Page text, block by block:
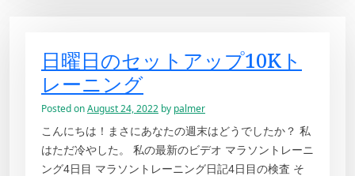
日曜日のセットアップ10Kト
レーニング
Posted onAugust 24, 2022 by palmer
こんにちは！まさにあなたの週末はどうでしたか？ 私
はただ冷やした。 私の最新のビデオ マラソントレーニ
ング4日目 マラソントレーニング日記4日目の検査 そ